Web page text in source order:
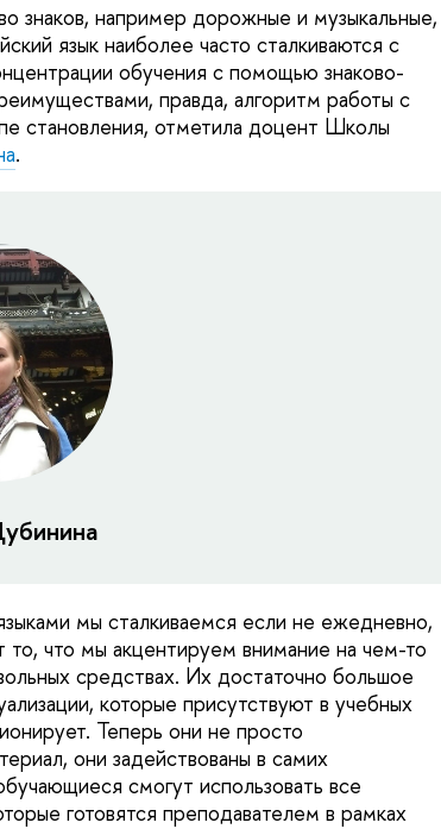
например дорожные и музыкальные,
язык наиболее часто сталкиваются с
обучения с помощью знаково-
правда, алгоритм работы с
становления, отметила доцент Школы
.
мы сталкиваемся если не ежедневно,
то, что мы акцентируем внимание на чем-то
средствах. Их достаточно большое
которые присутствуют в учебных
Теперь они не просто
они задействованы в самих
смогут использовать все
готовятся преподавателем в рамках